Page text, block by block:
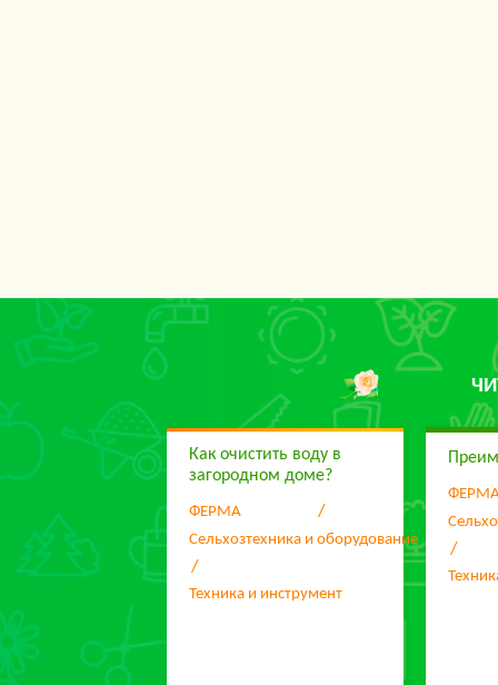
Как очистить воду в
загородном доме?
ФЕРМА
Сельхозтехника и оборудование
Техника и инструмент